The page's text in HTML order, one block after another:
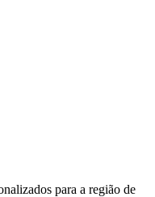
para a região de